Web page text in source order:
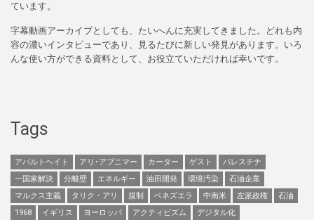
ています。
字幕動画アーカイブとしても、たいへんに充実してきました。どれも内
容の濃いインタビューであり、見るたびに新しい発見があります。いろ
んな使い方ができる資料として、お役立ていただければ幸いです。
Tags
アパルトヘイト アリ･アブニマー カーター ゲスト
パレスチナ
一国家解決
分離壁 エネルギー 油田開発 環境汚染
石油企業
マルクス主義
タリク・アリ 規制 ベネズエラ 中南米 左派政権
石油
1968
イギリス ヨーロッパ アクティビズム デジタル化